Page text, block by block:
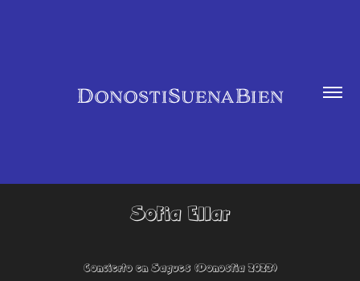
DonostiSuenaBien
Sofia Ellar
Concierto en Sagues (Donostia 2023)